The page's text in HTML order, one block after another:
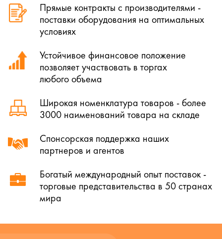
Прямые контракты с производителями -
поставки оборудования на оптимальных
условиях
Устойчивое финансовое положение
позволяет участвовать в торгах
любого объема
Широкая номенклатура товаров - более
3000 наименований товара на складе
Спонсорская поддержка наших
партнеров и агентов
Богатый международный опыт поставок -
торговые представительства в 50 странах
мира